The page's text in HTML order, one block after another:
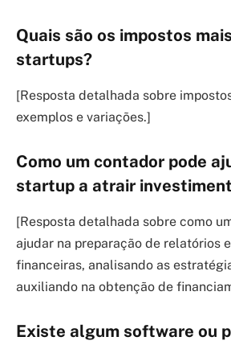
Quais são os impostos
startups?
[Resposta detalhada sobre
exemplos e variações.]
Como um contador pode
startup a atrair
[Resposta detalhada sobre como
ajudar na preparação de relatórios
financeiras, analisando as
auxiliando na obtenção de
Existe algum software ou